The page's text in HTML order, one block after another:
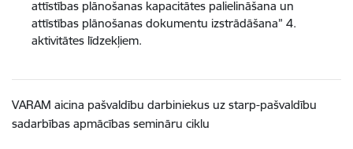
attīstības plānošanas kapacitātes palielināšana un
attīstības plānošanas dokumentu izstrādāšana” 4.
aktivitātes līdzekļiem.
VARAM aicina pašvaldību darbiniekus uz starp-pašvaldību
sadarbības apmācības semināru ciklu